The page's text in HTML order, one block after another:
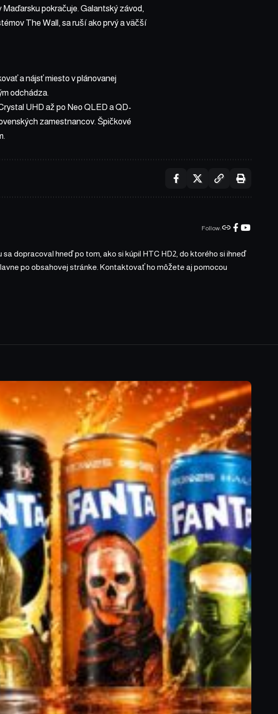
pokračuje. Galantský závod,
The Wall, sa ruší ako prvý a väčší
a nájsť miesto v plánovanej
odchádza.
UHD až po Neo QLED a QD-
zamestnancov. Špičkové
Follow:
dopracoval hneď po tom, ako si kúpil HTC HD2, do ktorého si ihneď
po obsahovej stránke. Kontaktovať ho môžete aj pomocou